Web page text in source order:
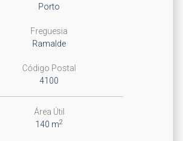
Porto
Freguesia
Ramalde
Código Postal
4100
Área Útil
140 m2